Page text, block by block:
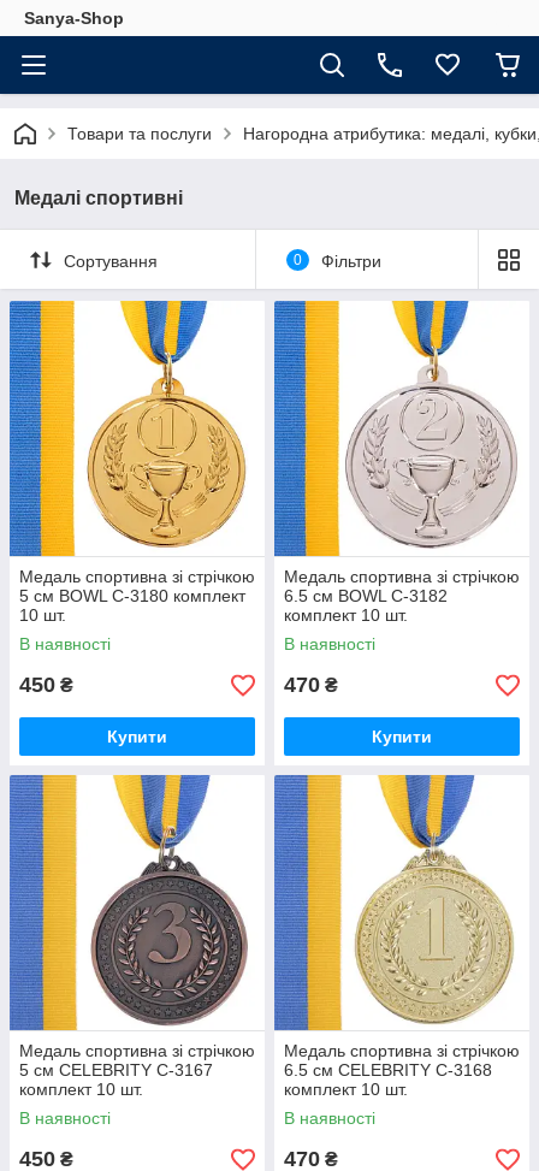
Sanya-Shop
Товари та послуги Нагородна атрибутика: медалі,
Медалі спортивні
Сортування 0 Фільтри
Медаль спортивна зі стрічкою
5 см BOWL C-3180 комплект
10 шт.
В наявності
450 ₴
Купити
Медаль спортивна зі стрічкою
6.5 см BOWL C-3182
комплект 10 шт.
В наявності
470 ₴
Купити
Медаль спортивна зі стрічкою
5 см CELEBRITY C-3167
комплект 10 шт.
В наявності
450 ₴
Медаль спортивна зі стрічкою
6.5 см CELEBRITY C-3168
комплект 10 шт.
В наявності
470 ₴